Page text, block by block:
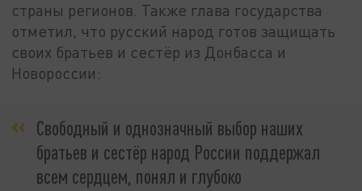
страны регионов. Также глава государства
отметил, что русский народ готов защищать
своих братьев и сестёр из Донбасса и
Новороссии:
Свободный и однозначный выбор наших
братьев и сестёр народ России поддержал
всем сердцем, понял и глубоко